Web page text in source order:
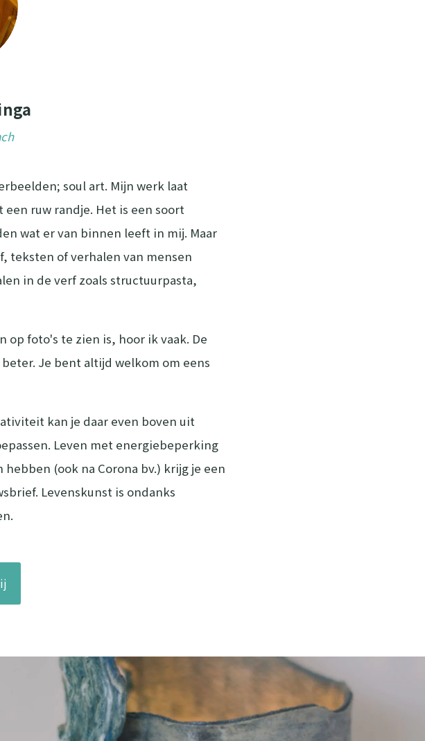
soul art. Mijn werk laat
ruw randje. Het is een soort
wat er van binnen leeft in mij. Maar
teksten of verhalen van mensen
in de verf zoals structuurpasta,
op foto's te zien is, hoor ik vaak. De
Je bent altijd welkom om eens
kan je daar even boven uit
Leven met energiebeperking
(ook na Corona bv.) krijg je een
Levenskunst is ondanks